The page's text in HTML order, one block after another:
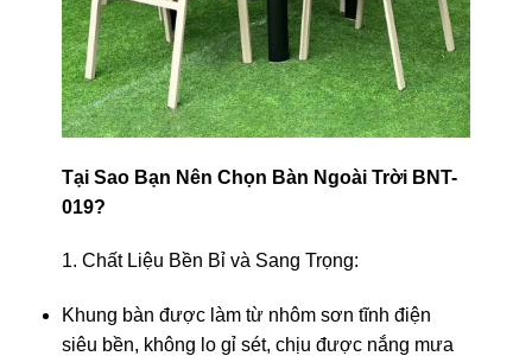
Tại Sao Bạn Nên Chọn Bàn Ngoài Trời BNT-
019?
1. Chất Liệu Bền Bỉ và Sang Trọng:
Khung bàn được làm từ nhôm sơn tĩnh điện
siêu bền, không lo gỉ sét, chịu được nắng mưa